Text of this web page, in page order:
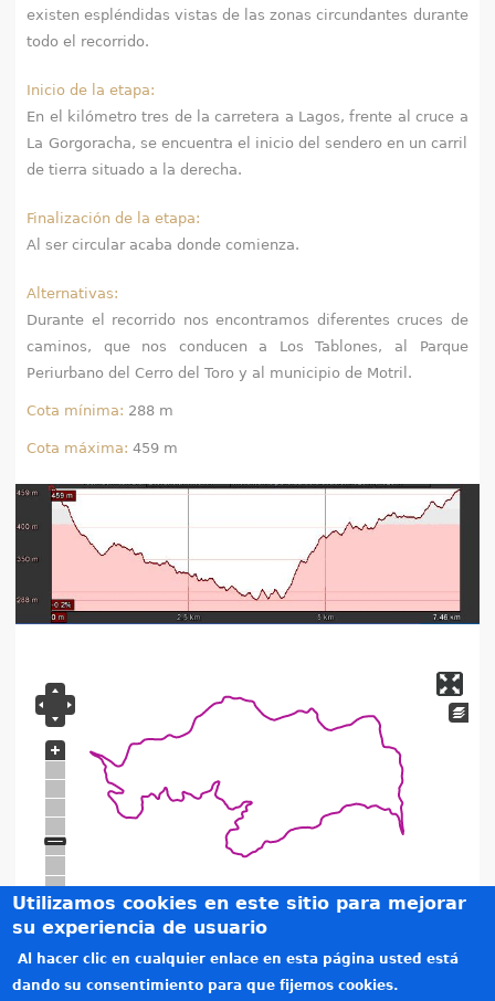
existen espléndidas vistas de las zonas circundantes durante
todo el recorrido.
Inicio de la etapa:
En el kilómetro tres de la carretera a Lagos, frente al cruce a
La Gorgoracha, se encuentra el inicio del sendero en un carril
de tierra situado a la derecha.
Finalización de la etapa:
Al ser circular acaba donde comienza.
Alternativas:
Durante el recorrido nos encontramos diferentes cruces de
caminos, que nos conducen a Los Tablones, al Parque
Periurbano del Cerro del Toro y al municipio de Motril.
Cota mínima: 288 m
Cota máxima:459 m
Créditos
Teléfonos de interés
Utilizamos cookies en este sitio para mejorar
su experiencia de usuario
Al hacer clic en cualquier enlace en esta página usted está
dando su consentimiento para que fijemos cookies.